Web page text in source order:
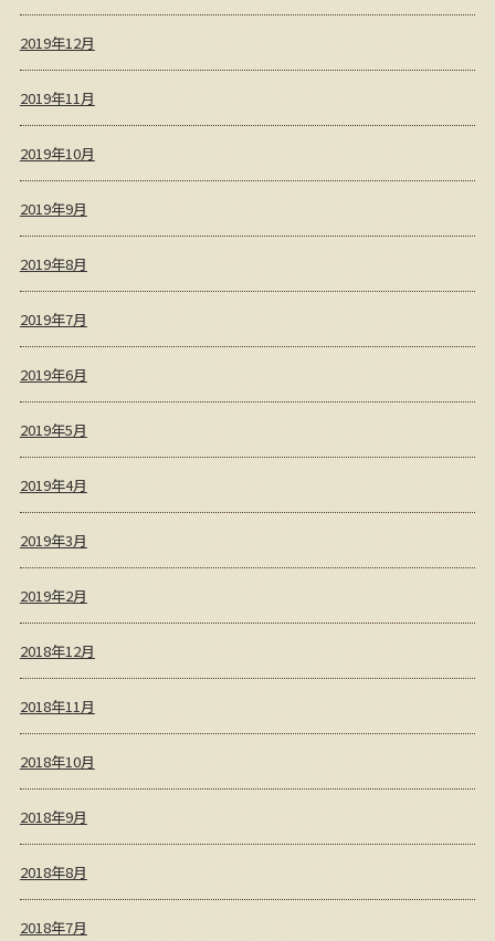
2019年12月
2019年11月
2019年10月
2019年9月
2019年8月
2019年7月
2019年6月
2019年5月
2019年4月
2019年3月
2019年2月
2018年12月
2018年11月
2018年10月
2018年9月
2018年8月
2018年7月